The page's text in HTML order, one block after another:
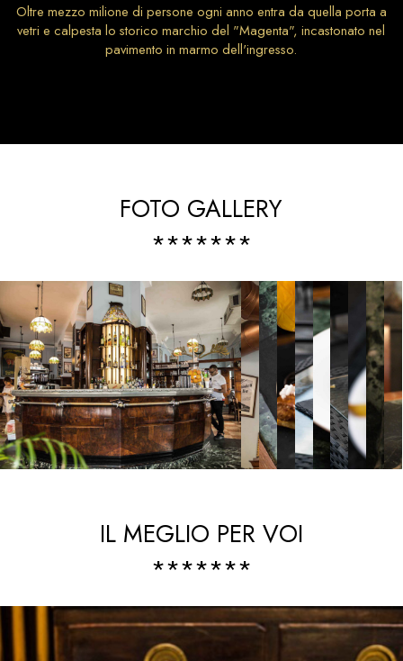
Oltre mezzo milione di persone ogni anno entra da quella porta a
vetri e calpesta lo storico marchio del "Magenta", incastonato nel
pavimento in marmo dell'ingresso.
FOTO GALLERY
*******
IL MEGLIO PER VOI
*******